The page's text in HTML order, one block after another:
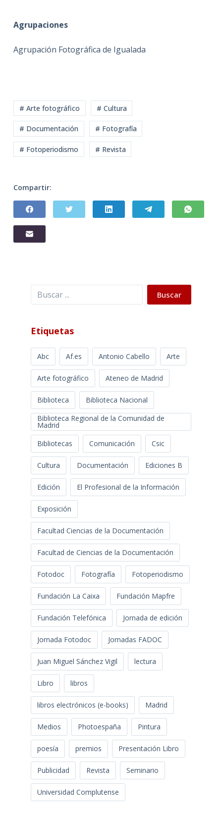
Agrupaciones
Agrupación Fotográfica de Igualada
# Arte fotográfico # Cultura
# Documentación # Fotografía
# Fotoperiodismo # Revista
Compartir:
Buscar Buscar
Etiquetas
Abc Af.es Antonio Cabello Arte
Arte fotográfico Ateneo de Madrid
Biblioteca
Biblioteca Nacional
Biblioteca Regional de la Comunidad de
Madrid
Bibliotecas
Comunicación Csic
Cultura Documentación Ediciones B
Edición El Profesional de la Información
Exposición
Facultad Ciencias de la Documentación
Facultad de Ciencias de la Documentación
Fotodoc Fotografía Fotoperiodismo
Fundación La Caixa Fundación Mapfre
Fundación Telefónica Jornada de edición
Jornada Fotodoc Jornadas FADOC
Juan Miguel Sánchez Vigil lectura
Libro libros
libros electrónicos (e-books) Madrid
Medios Photoespaña Pintura
poesía premios Presentación Libro
Publicidad Revista Seminario
Universidad Complutense